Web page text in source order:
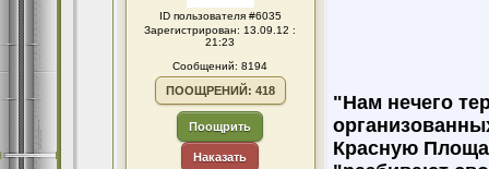
ID пользователя #6035
Зарегистрирован: 13.09.12 :
21:23
Сообщений: 8194
ПООЩРЕНИЙ: 418
Поощрить
Наказать
"Нам нечего
Красную